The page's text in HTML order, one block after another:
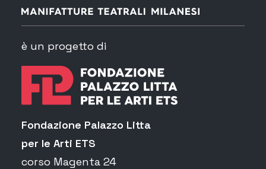
è un progetto di
Fondazione Palazzo Litta
per le Arti ETS
corso Magenta 24